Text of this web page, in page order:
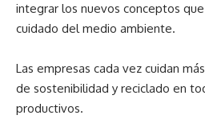
integrar los nuevos conceptos
cuidado del medio ambiente.
Las empresas cada vez cuidan
de sostenibilidad y reciclado en
productivos.